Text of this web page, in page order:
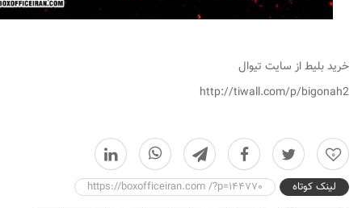
خرید بلیط از سایت تیوال
http://tiwall.com/p/bigonah2
0
لینک کوتاه
https://boxofficeiran.com /?p=144770